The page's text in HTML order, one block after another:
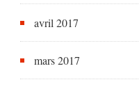
avril 2017
mars 2017